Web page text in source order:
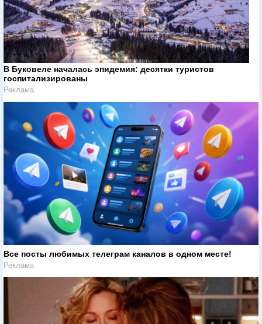
В Буковеле началась эпидемия: десятки туристов
госпитализированы
Реклама
Все посты любимых телеграм каналов в одном месте!
Реклама